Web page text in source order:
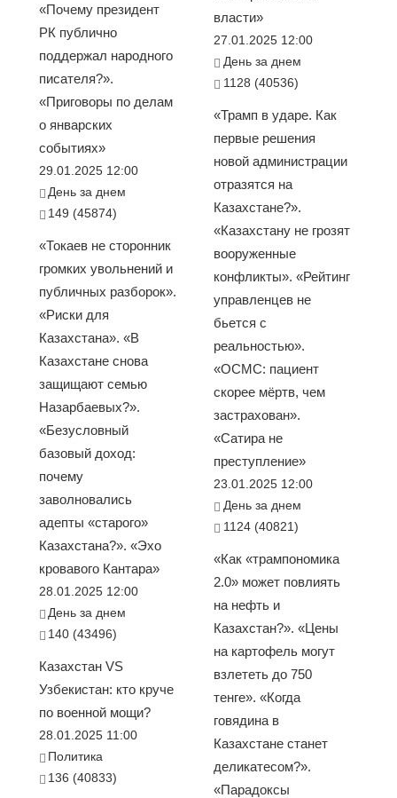
«Почему президент
РК публично
поддержал народного
писателя?».
«Приговоры по делам
о январских
событиях»
29.01.2025 12:00
День за днем
149 (45874)
«Токаев не сторонник
громких увольнений и
публичных разборок».
«Риски для
Казахстана». «В
Казахстане снова
защищают семью
Назарбаевых?».
«Безусловный
базовый доход:
почему
заволновались
адепты «старого»
Казахстана?». «Эхо
кровавого Кантара»
28.01.2025 12:00
День за днем
140 (43496)
Казахстан VS
Узбекистан: кто круче
по военной мощи?
28.01.2025 11:00
Политика
136 (40833)
власти»
27.01.2025 12:00
День за днем
1128 (40536)
«Трамп в ударе. Как
первые решения
новой администрации
отразятся на
Казахстане?».
«Казахстану не грозят
вооруженные
конфликты». «Рейтинг
управленцев не
бьется с
реальностью».
«ОСМС: пациент
скорее мёртв, чем
застрахован».
«Сатира не
преступление»
23.01.2025 12:00
День за днем
1124 (40821)
«Как «трампономика
2.0» может повлиять
на нефть и
Казахстан?». «Цены
на картофель могут
взлететь до 750
тенге». «Когда
говядина в
Казахстане станет
деликатесом?».
«Парадоксы